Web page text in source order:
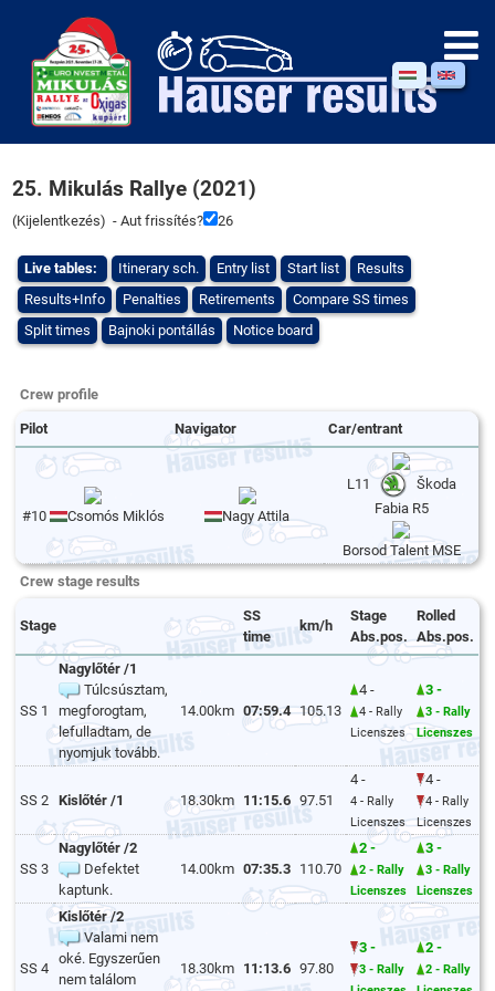
25. Mikulás Rallye (2021)
(Kijelentkezés) - Aut frissítés? 26
Live tables: Itinerary sch. Entry list Start list
Results
Results+Info
Penalties Retirements
Compare SS times
Split times
Bajnoki pontállás Notice board
Crew profile
Pilot Navigator Car/entrant
#10 Csomós Miklós Nagy Attila
L11
Škoda
Fabia R5
Borsod Talent MSE
Crew stage results
Stage
SS
time
km/h
Stage
Abs.pos.
Rolled
Abs.pos.
SS 1
Nagylőtér /1
Túlcsúsztam,
megforogtam,
lefulladtam, de
nyomjuk tovább.
14.00km 07:59.4 105.13
4 -
4 - Rally
Licenszes
3 -
3 - Rally
Licenszes
SS 2 Kislőtér /1 18.30km 11:15.6 97.51
4 -
4 - Rally
Licenszes
4 -
4 - Rally
Licenszes
SS 3
Nagylőtér /2
Defektet
kaptunk.
14.00km 07:35.3 110.70
2 -
2 - Rally
Licenszes
3 -
3 - Rally
Licenszes
SS 4
Kislőtér /2
Valami nem
oké. Egyszerűen
nem találom
18.30km 11:13.6 97.80
3 -
3 - Rally
2 -
2 - Rally